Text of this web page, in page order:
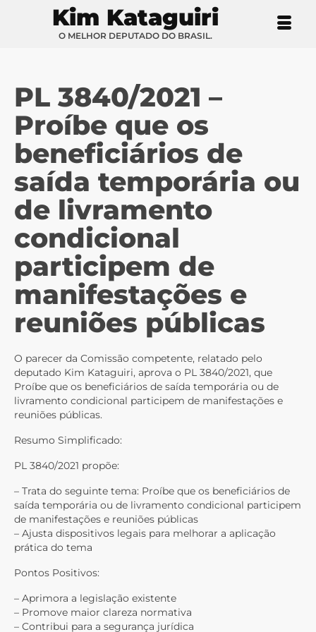
Kim Kataguiri
O MELHOR DEPUTADO DO BRASIL.
PL 3840/2021 –
Proíbe que os
beneficiários de
saída temporária ou
de livramento
condicional
participem de
manifestações e
reuniões públicas
O parecer da Comissão competente, relatado pelo
deputado Kim Kataguiri, aprova o PL 3840/2021, que
Proíbe que os beneficiários de saída temporária ou de
livramento condicional participem de manifestações e
reuniões públicas.
Resumo Simplificado:
PL 3840/2021 propõe:
– Trata do seguinte tema: Proíbe que os beneficiários de
saída temporária ou de livramento condicional participem
de manifestações e reuniões públicas
– Ajusta dispositivos legais para melhorar a aplicação
prática do tema
Pontos Positivos:
– Aprimora a legislação existente
– Promove maior clareza normativa
– Contribui para a segurança jurídica